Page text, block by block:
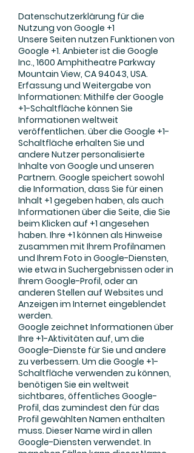
Datenschutzerklärung für die
Nutzung von Google +1
Unsere Seiten nutzen Funktionen von
Google +1. Anbieter ist die Google
Inc., 1600 Amphitheatre Parkway
Mountain View, CA 94043, USA.
Erfassung und Weitergabe von
Informationen: Mithilfe der Google
+1-Schaltfläche können Sie
Informationen weltweit
veröffentlichen. über die Google +1-
Schaltfläche erhalten Sie und
andere Nutzer personalisierte
Inhalte von Google und unseren
Partnern. Google speichert sowohl
die Information, dass Sie für einen
Inhalt +1 gegeben haben, als auch
Informationen über die Seite, die Sie
beim Klicken auf +1 angesehen
haben. Ihre +1 können als Hinweise
zusammen mit Ihrem Profilnamen
und Ihrem Foto in Google-Diensten,
wie etwa in Suchergebnissen oder in
Ihrem Google-Profil, oder an
anderen Stellen auf Websites und
Anzeigen im Internet eingeblendet
werden.
Google zeichnet Informationen über
Ihre +1-Aktivitäten auf, um die
Google-Dienste für Sie und andere
zu verbessern. Um die Google +1-
Schaltfläche verwenden zu können,
benötigen Sie ein weltweit
sichtbares, öffentliches Google-
Profil, das zumindest den für das
Profil gewählten Namen enthalten
muss. Dieser Name wird in allen
Google-Diensten verwendet. In